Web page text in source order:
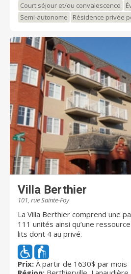
Court séjour et/ou convalescence
Semi-autonome
Résidence privée
Villa Berthier
101, rue Sainte-Foy
La Villa Berthier comprend une
111 unités ainsi qu’une
lits dont 4 au privé.
Prix: À partir de 1630$ par mois